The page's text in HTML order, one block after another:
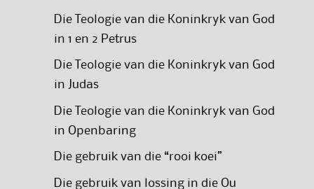
Die Teologie van die Koninkryk van God
in 1 en 2 Petrus
Die Teologie van die Koninkryk van God
in Judas
Die Teologie van die Koninkryk van God
in Openbaring
Die gebruik van die “rooi koei”
Die gebruik van lossing in die Ou